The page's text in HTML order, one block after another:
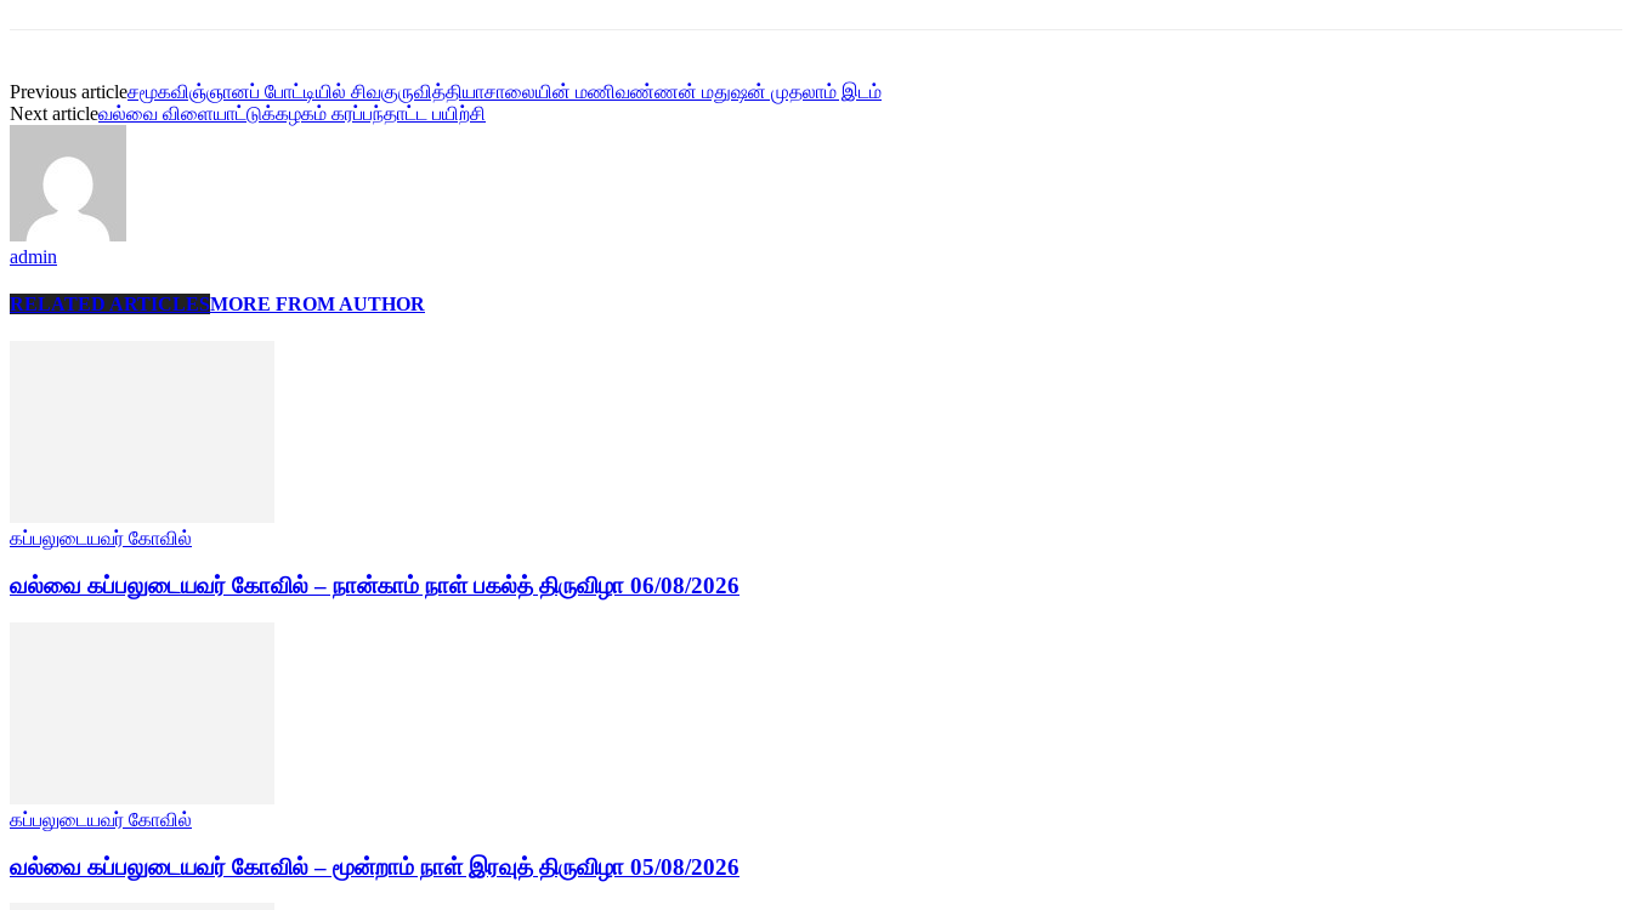
Previous articleசமூகவிஞ்ஞானப் போட்டியில் சிவகுருவித்தியாசாலையின் மணிவண்ணன் மதுஷன் முதலாம் இடம்
Next articleவல்வை விளையாட்டுக்கழகம் கரப்பந்தாட்ட பயிற்சி
admin
RELATED ARTICLESMORE FROM AUTHOR
கப்பலுடையவர் கோவில்
வல்வை கப்பலுடையவர் கோவில் – நான்காம் நாள் பகல்த் திருவிழா 06/08/2026
கப்பலுடையவர் கோவில்
வல்வை கப்பலுடையவர் கோவில் – மூன்றாம் நாள் இரவுத் திருவிழா 05/08/2026